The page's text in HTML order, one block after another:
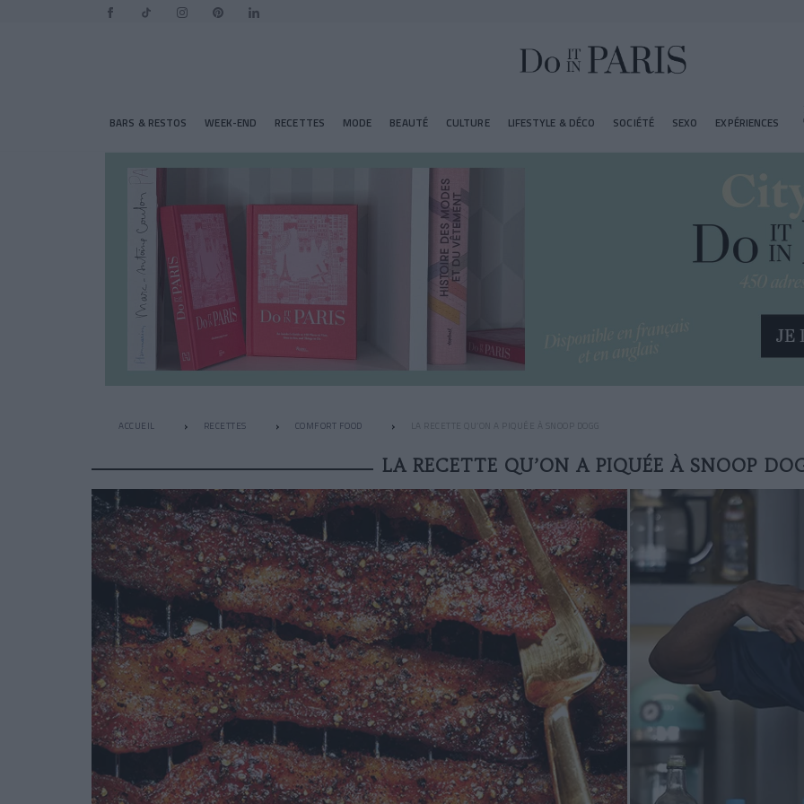
BARS & RESTOS WEEK-END RECETTES MODE BEAUTÉ CULTURE LIFESTYLE & DÉCO SOCIÉTÉ SEXO EXPÉRIENCES
ACCUEIL RECETTES COMFORT FOOD LA RECETTE QU’ON A PIQUÉE À SNOOP DOGG
LA RECETTE QU’ON A PIQUÉE À SNOOP